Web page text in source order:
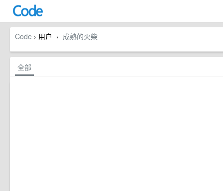
Code › 用户 › 成熟的火柴
全部